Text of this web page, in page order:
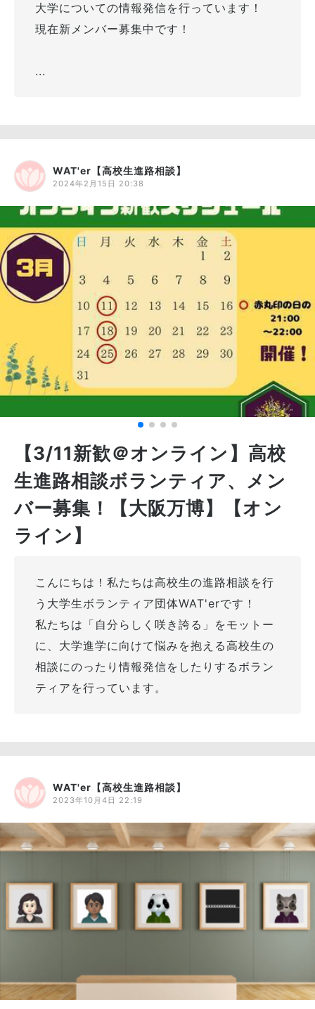
大学についての情報発信を行っています！
現在新メンバー募集中です！
...
WAT'er【高校生進路相談】
2024年2月15日 20:38
【3/11新歓＠オンライン】高校
生進路相談ボランティア、メン
バー募集！【大阪万博】【オン
ライン】
こんにちは！私たちは高校生の進路相談を行
う大学生ボランティア団体WAT'erです！
私たちは「自分らしく咲き誇る」をモットー
に、大学進学に向けて悩みを抱える高校生の
相談にのったり情報発信をしたりするボラン
ティアを行っています。
WAT'er【高校生進路相談】
2023年10月4日 22:19